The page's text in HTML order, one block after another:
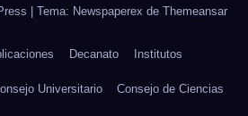
| Tema: Newspaperex de Themeansar
Decanato Institutos
Universitario Consejo de Ciencias